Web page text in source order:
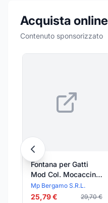
Acquista online
Contenuto sponsorizzato
Fontana per Gatti
Mod Col. Mocaccino
Mp Bergamo S.r.l.
Malaga Fiore 1,7 lt
Mp Bergamo S.R.L.
25,79 € 29,70 €